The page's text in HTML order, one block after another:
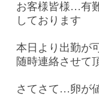
お客様皆様…有
しております
本日より出勤が
随時連絡させて
さてさて…卵が